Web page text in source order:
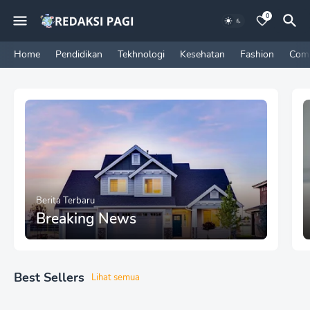
0
Home Pendidikan Tekhnologi Kesehatan Fashion
Berita Terbaru
Breaking News
Best Sellers Lihat semua